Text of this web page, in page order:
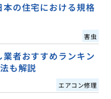
の住宅における規格
害虫
者おすすめランキン
も解説
エアコン修理